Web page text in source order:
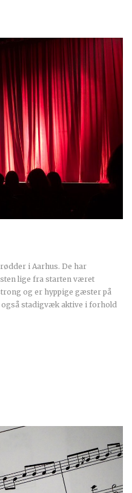
i Aarhus. De har
lige fra starten været
og er hyppige gæster på
stadigvæk aktive i forhold